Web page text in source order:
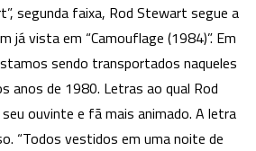
segunda faixa, Rod Stewart segue a
já vista em “Camouflage (1984)”. Em
sendo transportados naqueles
anos de 1980. Letras ao qual Rod
ouvinte e fã mais animado. A letra
“Todos vestidos em uma noite de